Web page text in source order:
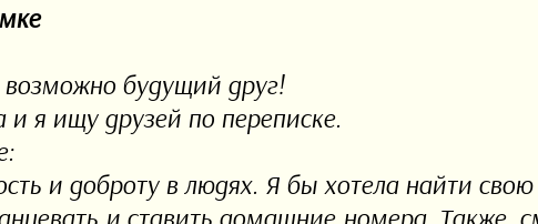
будущий друг!
я ищу друзей по переписке.
и доброту в людях. Я бы хотела найти